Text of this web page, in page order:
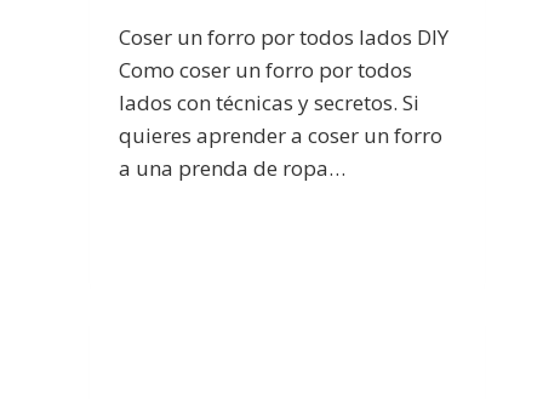
Coser un forro por todos lados DIY
Como coser un forro por todos
lados con técnicas y secretos. Si
quieres aprender a coser un forro
a una prenda de ropa…